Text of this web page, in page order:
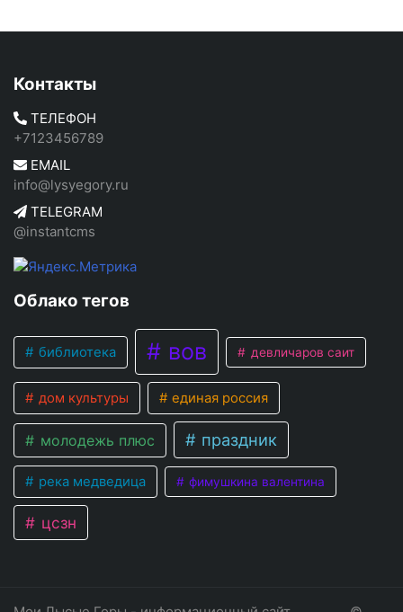
Контакты
ТЕЛЕФОН
+7123456789
EMAIL
info@lysyegory.ru
TELEGRAM
@instantcms
Облако тегов
библиотека вов девличаров саит
дом культуры единая россия
молодежь плюс праздник
река медведица фимушкина валентина
цсзн